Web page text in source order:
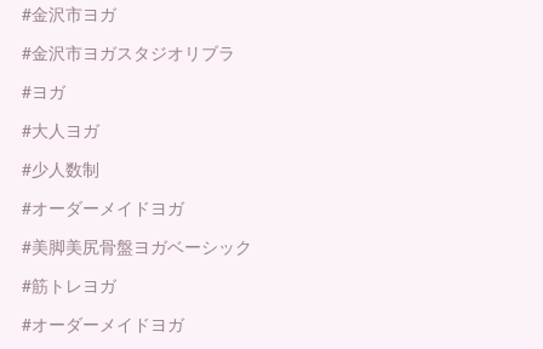
#金沢市ヨガ
#金沢市ヨガスタジオリブラ
#ヨガ
#大人ヨガ
#少人数制
#オーダーメイドヨガ
#美脚美尻骨盤ヨガベーシック
#筋トレヨガ
#オーダーメイドヨガ